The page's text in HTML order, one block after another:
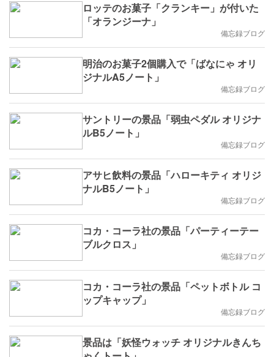
ロッテのお菓子「クランキー」が付いた
「オランジーナ」
備忘録ブログ
明治のお菓子2個購入で「ばなにゃ オリ
ジナルA5ノート」
備忘録ブログ
サントリーの景品「弱虫ペダル オリジナ
ルB5ノート」
備忘録ブログ
アサヒ飲料の景品「ハローキティ オリジ
ナルB5ノート」
備忘録ブログ
コカ・コーラ社の景品「パーティーテー
ブルクロス」
備忘録ブログ
コカ・コーラ社の景品「ペットボトル コ
ップキャップ」
備忘録ブログ
景品は「妖怪ウォッチ オリジナルきんち